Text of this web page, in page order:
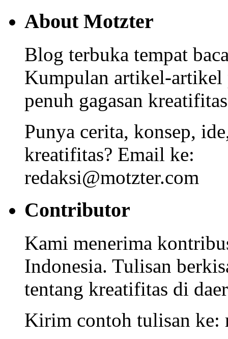
About Motzter
Blog terbuka tempat
Kumpulan artikel-artikel
penuh gagasan
Punya cerita, konsep,
kreatifitas? Email ke:
redaksi@motzter.com
Contributor
Kami menerima
Indonesia. Tulisan
tentang kreatifitas di
Kirim contoh tulisan ke: